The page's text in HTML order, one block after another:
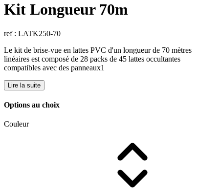
Kit Longueur 70m
ref : LATK250-70
Le kit de brise-vue en lattes PVC d'un longueur de 70 mètres
linéaires est composé de 28 packs de 45 lattes occultantes
compatibles avec des panneaux1
Lire la suite
Options au choix
Couleur